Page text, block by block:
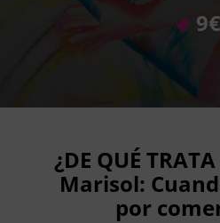
9€
¿DE QUÉ
Marisol:
por